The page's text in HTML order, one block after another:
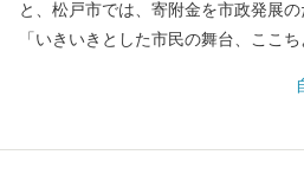
と、松戸市では、寄附金を市政発展の
「いきいきとした市民の舞台、ここ
芸術などの豊かさの中で、賑わいや